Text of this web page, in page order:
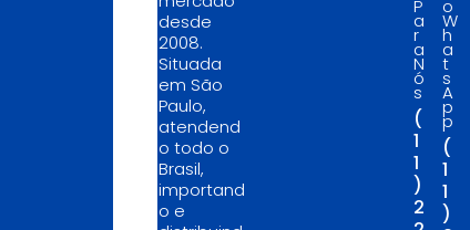
desde
2008.
Situada
em São
Paulo,
atendend
o todo o
Brasil,
importand
o e
P
a
r
a
N
ó
s
(
1
1
)
2
o
W
h
a
t
s
A
p
p
(
1
1
)